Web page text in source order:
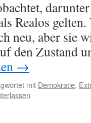
Realos
neu, aber sie
den Zustand
→
mit Demokratie,